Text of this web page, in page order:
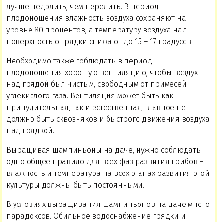
лучше недолить, чем перелить. В период
плодоношения влажность воздуха сохраняют на
уровне 80 процентов, а температуру воздуха над
поверхностью грядки снижают до 15 – 17 градусов.
Необходимо также соблюдать в период
плодоношения хорошую вентиляцию, чтобы воздух
над грядой был чистым, свободным от примесей
углекислого газа. Вентиляция может быть как
принудительная, так и естественная, главное не
должно быть сквозняков и быстрого движения воздуха
над грядкой.
Выращивая шампиньоны на даче, нужно соблюдать
одно общее правило для всех фаз развития грибов –
влажность и температура на всех этапах развития этой
культуры должны быть постоянными.
В условиях выращивания шампиньонов на даче много
парадоксов. Обильное водоснабжение грядки и